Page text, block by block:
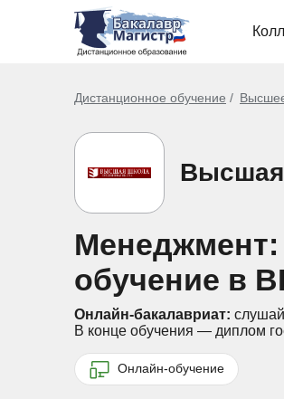
Дистанционное обучение
Высшая
Менеджмент:
обучение в
Онлайн-бакалавриат:
В конце обучения — диплом
Онлайн-обучение